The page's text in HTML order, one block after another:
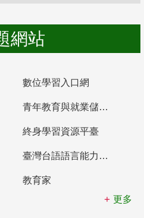
網站
數位學習入口網
青年教育與就業儲蓄帳戶
終身學習資源平臺
臺灣台語語言能力認證網站
教育家
更多